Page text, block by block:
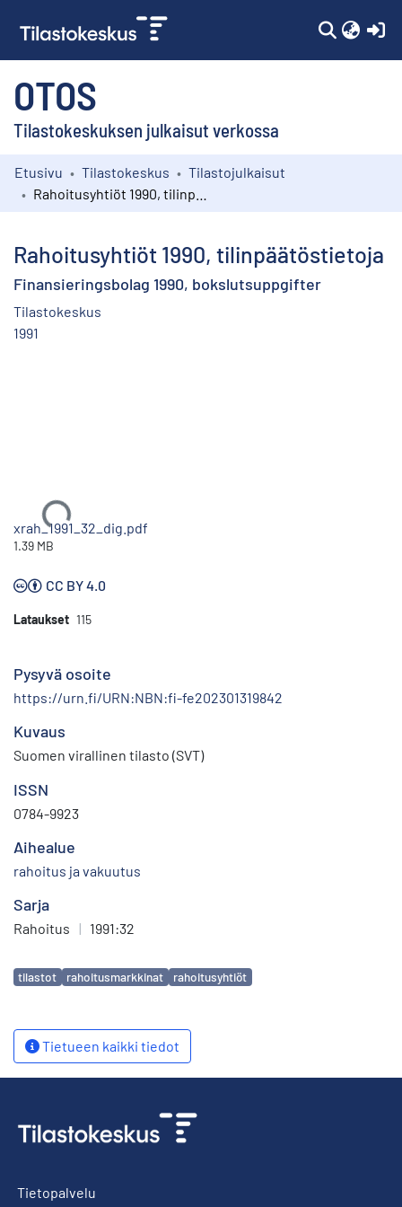
OTOS
Tilastokeskuksen julkaisut verkossa
Kokoelmat
Etusivu Tilastokeskus
Tilastojulkaisut
Rahoitusyhtiöt 1990, tilinpäätöstietoja
Finansieringsbolag 1990, bokslutsuppgifter
Tilastokeskus
1991
Ladataan...
xrah_1991_32_dig.pdf
1.39 MB
CC BY 4.0
Lataukset 115
Pysyvä osoite
https://urn.fi/URN:NBN:fi-fe202301319842
Kuvaus
Suomen virallinen tilasto (SVT)
ISSN
0784-9923
Aihealue
rahoitus ja vakuutus
Sarja
Rahoitus | 1991:32
Avainsanat
tilastot rahoitusmarkkinat rahoitusyhtiöt
Tietueen kaikki tiedot
Tietopalvelu